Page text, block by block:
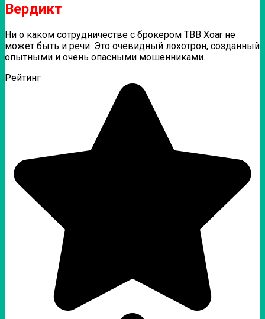
Вердикт
Ни о каком сотрудничестве с брокером TBB Xoar не
может быть и речи. Это очевидный лохотрон, созданный
опытными и очень опасными мошенниками.
Рейтинг